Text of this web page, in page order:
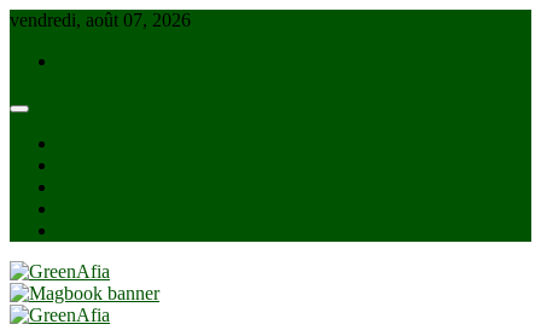
Skip
content
vendredi, août 07, 2026
GreenAfia